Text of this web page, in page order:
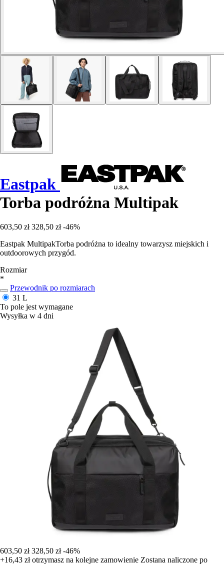
Eastpak
Torba podróżna Multipak
603,50 zł 328,50 zł -46%
Eastpak MultipakTorba podróżna to idealny towarzysz miejskich i
outdoorowych przygód.
Rozmiar
*
Przewodnik po rozmiarach
31 L
To pole jest wymagane
Wysyłka w 4 dni
603,50 zł 328,50 zł -46%
+16,43 złotrzymasz na kolejne zamowienie Zostana naliczone po